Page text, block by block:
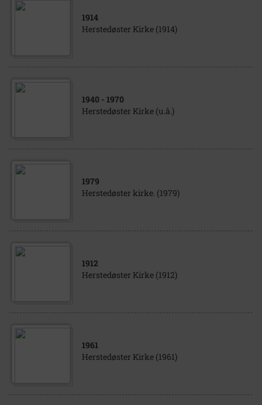
1914
Herstedøster Kirke (1914)
1940 - 1970
Herstedøster Kirke (u.å.)
1979
Herstedøster kirke. (1979)
1912
Herstedøster Kirke (1912)
1961
Herstedøster Kirke (1961)